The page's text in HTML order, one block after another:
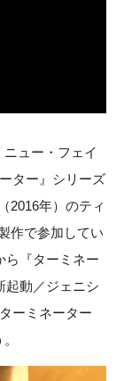
ュー・フェイ
ター』シリーズ
2016年）のティ
作で参加してい
ら『ターミネー
起動／ジェニシ
ーミネーター